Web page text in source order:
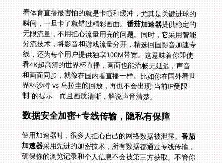
看体育直播最害怕的就是卡顿和缓冲，尤其是关键进球的
瞬间，一旦卡了就错过精彩画面。番茄加速器提供稳定的
无限流量，不用担心流量用完的问题。同时，它采用智能
分流技术，将影音和游戏流量分开，精选回国影音加速专
线，还为每个用户提供独享100M带宽。这意味着你即使
看4K超高清的世界杯直播，画面也能流畅无延迟，声音
和画面同步，就像在国内看直播一样。比如你在国外看世
界杯沙特 vs 乌拉圭的回放，再也不会出现“当前IP受限
制”的提示，而且画质清晰，解说声音清楚。
数据安全加密+专线传输，隐私有保障
使用加速器时，很多人担心自己的网络数据被泄露。番茄
加速器采用先进的加密技术，所有数据都通过专线传输，
确保你的浏览记录和个人信息不会被第三方获取。不管你
是看体育直播还是浏览国内网站，都能放心使用，不用担